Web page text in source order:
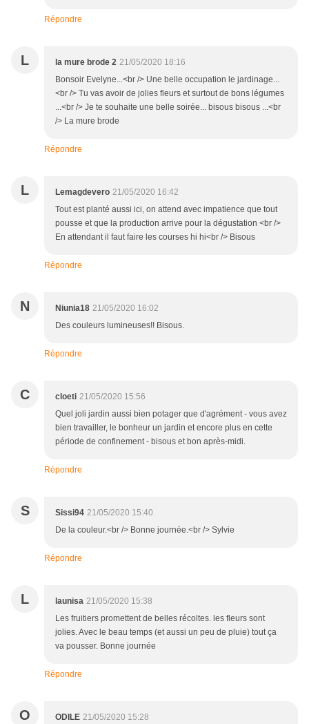
Répondre
L la mure brode 2 21/05/2020 18:16
Bonsoir Evelyne...<br /> Une belle occupation le jardinage...
<br /> Tu vas avoir de jolies fleurs et surtout de bons légumes
...<br /> Je te souhaite une belle soirée... bisous bisous ...<br
/> La mure brode
Répondre
L Lemagdevero 21/05/2020 16:42
Tout est planté aussi ici, on attend avec impatience que tout
pousse et que la production arrive pour la dégustation <br />
En attendant il faut faire les courses hi hi<br /> Bisous
Répondre
N Niunia18 21/05/2020 16:02
Des couleurs lumineuses!! Bisous.
Répondre
C cloeti 21/05/2020 15:56
Quel joli jardin aussi bien potager que d'agrément - vous avez
bien travailler, le bonheur un jardin et encore plus en cette
période de confinement - bisous et bon après-midi.
Répondre
S Sissi94 21/05/2020 15:40
De la couleur.<br /> Bonne journée.<br /> Sylvie
Répondre
L launisa 21/05/2020 15:38
Les fruitiers promettent de belles récoltes. les fleurs sont
jolies. Avec le beau temps (et aussi un peu de pluie) tout ça
va pousser. Bonne journée
Répondre
O ODILE 21/05/2020 15:28